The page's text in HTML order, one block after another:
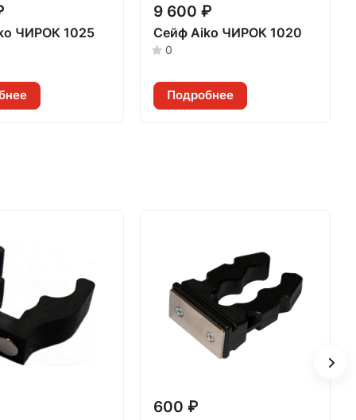
ЧИРОК 1025
9 600 ₽
Сейф Aiko ЧИРОК 1020
0
Подробнее
600 ₽